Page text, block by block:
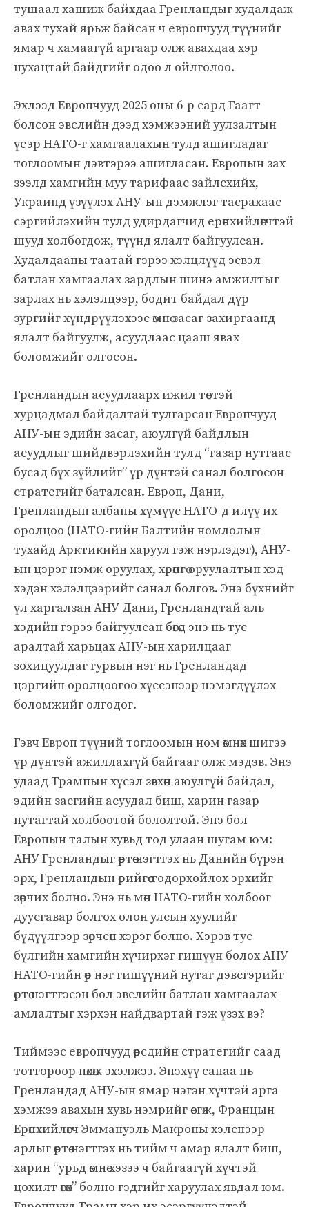
тушаал хашиж байхдаа Гренландыг худалдаж
авах тухай ярьж байсан ч европчууд түүнийг
ямар ч хамаагүй аргаар олж авахдаа хэр
нухацтай байдгийг одоо л ойлголоо.
Эхлээд Европчууд 2025 оны 6-р сард Гаагт
болсон эвслийн дээд хэмжээний уулзалтын
үеэр НАТО-г хамгаалахын тулд ашигладаг
тоглоомын дэвтэрээ ашигласан. Европын зах
зээлд хамгийн муу тарифаас зайлсхийх,
Украинд үзүүлэх АНУ-ын дэмжлэг тасрахаас
сэргийлэхийн тулд удирдагчид ерөнхийлөгчтэй
шууд холбогдож, түүнд ялалт байгуулсан.
Худалдааны таатай гэрээ хэлцлүүд эсвэл
батлан ​​​​хамгаалах зардлын шинэ амжилтыг
зарлах нь хэлэлцээр, бодит байдал дүр
зургийг хүндрүүлэхээс өмнө засаг захиргаанд
ялалт байгуулж, асуудлаас цааш явах
боломжийг олгосон.
Гренландын асуудлаарх ижил төстэй
хурцадмал байдалтай тулгарсан Европчууд
АНУ-ын эдийн засаг, аюулгүй байдлын
асуудлыг шийдвэрлэхийн тулд “газар нутгаас
бусад бүх зүйлийг” үр дүнтэй санал болгосон
стратегийг баталсан. Европ, Дани,
Гренландын албаны хүмүүс НАТО-д илүү их
оролцоо (НАТО-гийн Балтийн номлолын
тухайд Арктикийн харуул гэж нэрлэдэг), АНУ-
ын цэрэг нэмж оруулах, хөрөнгө оруулалтын хэд
хэдэн хэлэлцээрийг санал болгов. Энэ бүхнийг
үл харгалзан АНУ Дани, Гренландтай аль
хэдийн гэрээ байгуулсан бөгөөд энэ нь тус
аралтай харьцах АНУ-ын харилцааг
зохицуулдаг гурвын нэг нь Гренландад
цэргийн оролцоогоо хүссэнээр нэмэгдүүлэх
боломжийг олгодог.
Гэвч Европ түүний тоглоомын ном өмнөх шигээ
үр дүнтэй ажиллахгүй байгааг олж мэдэв. Энэ
удаад Трампын хүсэл зөвхөн аюулгүй байдал,
эдийн засгийн асуудал биш, харин газар
нутагтай холбоотой бололтой. Энэ бол
Европын талын хувьд тод улаан шугам юм:
АНУ Гренландыг өөртөө нэгтгэх нь Данийн бүрэн
эрх, Гренландын өөрийгөө тодорхойлох эрхийг
зөрчих болно. Энэ нь мөн НАТО-гийн холбоог
дуусгавар болгох олон улсын хуулийг
бүдүүлгээр зөрчсөн хэрэг болно. Хэрэв тус
бүлгийн хамгийн хүчирхэг гишүүн болох АНУ
НАТО-гийн өөр нэг гишүүний нутаг дэвсгэрийг
өөртөө нэгтгэсэн бол эвслийн батлан ​​хамгаалах
амлалтыг хэрхэн найдвартай гэж үзэх вэ?
Тиймээс европчууд өөрсдийн стратегийг саад
тотгороор нөхөж эхэлжээ. Энэхүү санаа нь
Гренландад АНУ-ын ямар нэгэн хүчтэй арга
хэмжээ авахын хувь нэмрийг өсгөж, Францын
Ерөнхийлөгч Эммануэль Макроны хэлснээр
арлыг өөртөө нэгтгэх нь тийм ч амар ялалт биш,
харин “урьд өмнө хэзээ ч байгаагүй хүчтэй
цохилт өгөх” болно гэдгийг харуулах явдал юм.